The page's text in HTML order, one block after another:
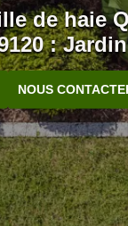
de haie
:
NOUS